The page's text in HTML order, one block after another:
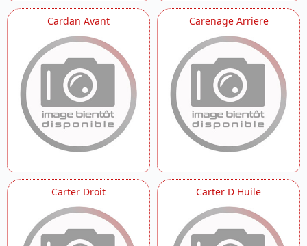
Variateur
Vilebrequin
~adaptateur Lame A Neige
~bumper Arriere
~bumper Avant
~extension Arriere
~extension Avant
~kit Adaptateur Lame A Neige
~lame A Neige
~lame Caoutchouc
~protection Chassis
~protection Chassis Et Triangle
~protege Mains
~support Lame A Neige
~support Lame A Neige Long
Cardan Avant Carenage Arriere
Carter Droit Carter D Huile